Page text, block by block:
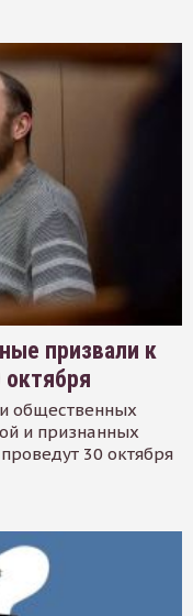
призвали к
общественных
и признанных
30 октября